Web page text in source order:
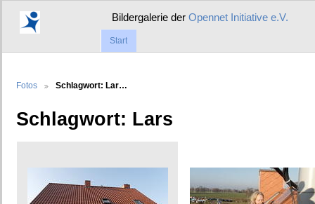
Bildergalerie derOpennet Initiative e.V.
Start
Fotos Schlagwort: Lar…
Schlagwort: Lars